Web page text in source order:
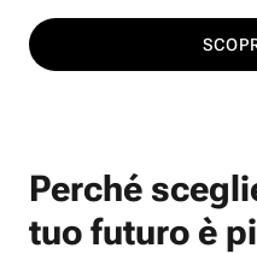
Perché
tuo futuro è